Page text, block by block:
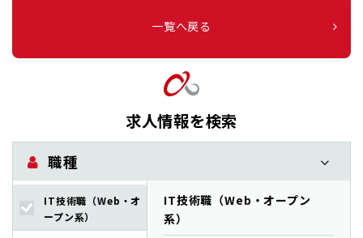
一覧へ戻る
求人情報を検索
職種
IT技術職（Web・オ
ープン系）
IT技術職（Web・オープン
系）